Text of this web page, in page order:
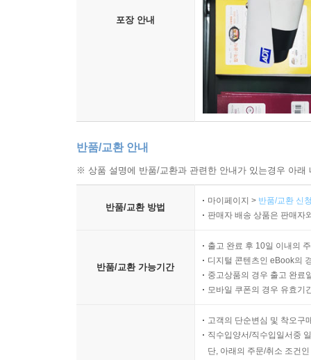
포장 안내
반품/교환 안내
※ 상품 설명에 반품/교환과 관련한 안내가 있는경우 아
반품/교환 방법
마이페이지 > 반품/교환 신
판매자 배송 상품은 판매자
반품/교환 가능기간
출고 완료 후 10일 이내의
디지털 콘텐츠인 eBook의
중고상품의 경우 출고 완료
모바일 쿠폰의 경우 유효기
고객의 단순변심 및 착오구
직수입양서/직수입일서중
단, 아래의 주문/취소 조건